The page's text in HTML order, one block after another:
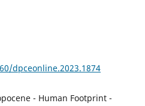
dpceonline.2023.1874
- Human Footprint -